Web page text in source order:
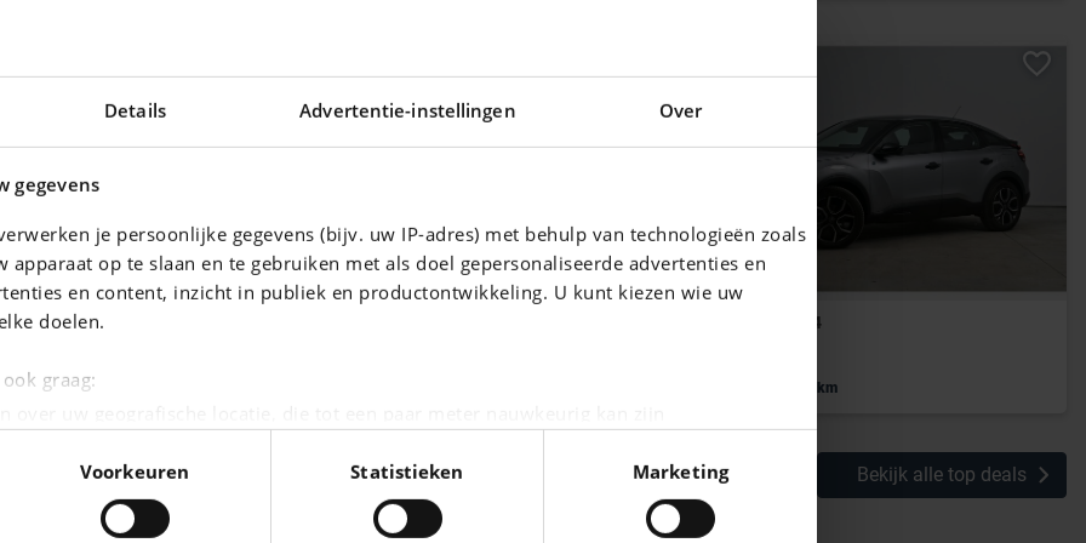
Details Advertentie-instellingen Over
gegevens
je persoonlijke gegevens (bijv. uw IP-adres) met behulp van technologieën zoals
op te slaan en te gebruiken met als doel gepersonaliseerde advertenties en
en content, inzicht in publiek en productontwikkeling. U kunt kiezen wie uw
doelen.
graag:
gegevens worden verwerkt en stel uw voorkeuren in het
detailgedeeltein. U
moment wijzigen of intrekken in de Cookieverklaring.
Voorkeuren Statistieken Marketing
km
CITROEN E-C4
5 km
Bekijk alle top deals